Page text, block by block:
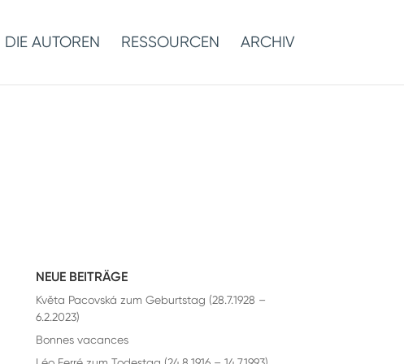
DIE AUTOREN RESSOURCEN ARCHIV
NEUE BEITRÄGE
Květa Pacovská zum Geburtstag (28.7.1928 –
6.2.2023)
Bonnes vacances